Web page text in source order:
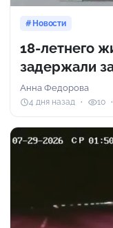
Новости
18-летнего
задержали
Анна Федорова
4 дня назад 10